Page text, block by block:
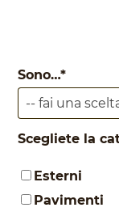
Sono…*
Scegliete la
Esterni
Pavimenti